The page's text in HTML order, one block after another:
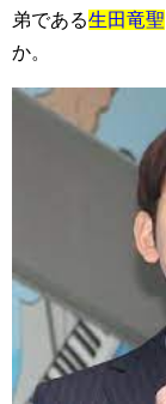
弟である生田竜聖
か。